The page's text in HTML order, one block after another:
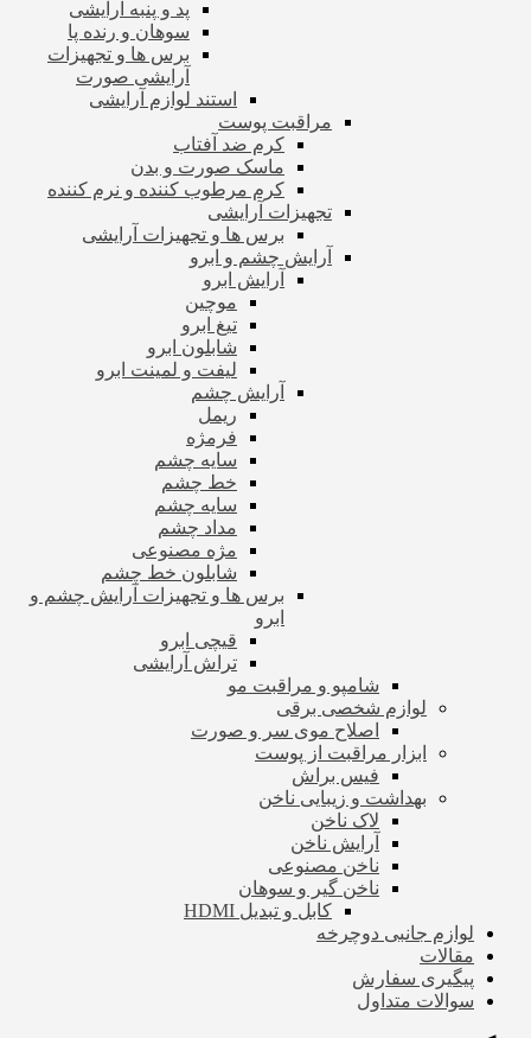
پد و پنبه آرایشی
سوهان و رنده پا
برس ها و تجهیزات
آرایشی صورت
استند لوازم آرایشی
مراقبت پوست
کرم ضد آفتاب
ماسک صورت و بدن
کرم مرطوب کننده و نرم کننده
تجهیزات آرایشی
برس ها و تجهیزات آرایشی
آرایش چشم و ابرو
آرایش ابرو
موچین
تیغ ابرو
شابلون ابرو
لیفت و لمینت ابرو
آرایش چشم
ریمل
فرمژه
سایه چشم
خط چشم
سایه چشم
مداد چشم
مژه مصنوعی
شابلون خط چشم
برس ها و تجهیزات آرایش چشم و
ابرو
قیچی ابرو
تراش آرایشی
شامپو و مراقبت مو
لوازم شخصی برقی
اصلاح موی سر و صورت
ابزار مراقبت از پوست
فیس براش
بهداشت و زیبایی ناخن
لاک ناخن
آرایش ناخن
ناخن مصنوعی
ناخن گیر و سوهان
کابل و تبدیل HDMI
لوازم جانبی دوچرخه
مقالات
پیگیری سفارش
سوالات متداول